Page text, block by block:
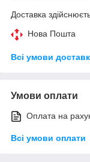
Доставка
Нова Пошта
Всі умови
Умови оплати
Оплата на
Всі умови оплати